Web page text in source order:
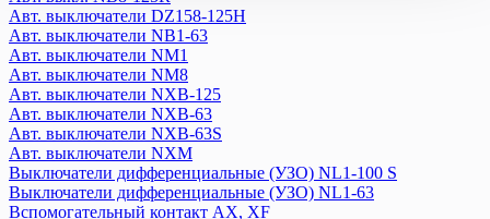
Дифференциальные автоматы DZ47LE-63
Дифференциальные автоматы NB1L
Дифференциальные автоматы NB1L-40
Дифференциальные автоматы NB2LE
Дифференциальные автоматы NB310L
Дифференциальные автоматы NBH8LE-40
Дифференциальные автоматы NXBLE-125
Дифференциальные автоматы NXBLE-32
Дифференциальные автоматы NXBLE-63
Дифференциальные автоматы NXBLE-63Y
Авт. выключатели DZ158-125H
Авт. выключатели NB1-63
Авт. выключатели NM1
Авт. выключатели NM8
Авт. выключатели NXB-125
Авт. выключатели NXB-63
Авт. выключатели NXB-63S
Авт. выключатели NXM
Выключатели дифференциальные (УЗО) NL1-100 S
Выключатели дифференциальные (УЗО) NL1-63
Вспомогательный контакт АХ, XF